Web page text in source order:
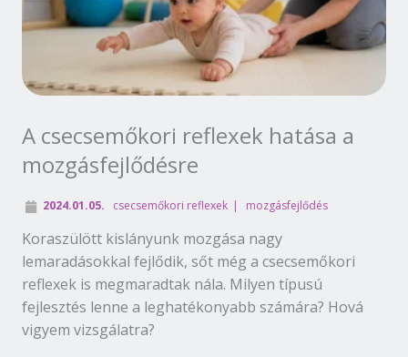
A csecsemőkori reflexek hatása a
mozgásfejlődésre
2024.01.05. csecsemőkori reflexek mozgásfejlődés
Koraszülött kislányunk mozgása nagy
lemaradásokkal fejlődik, sőt még a csecsemőkori
reflexek is megmaradtak nála. Milyen típusú
fejlesztés lenne a leghatékonyabb számára? Hová
vigyem vizsgálatra?